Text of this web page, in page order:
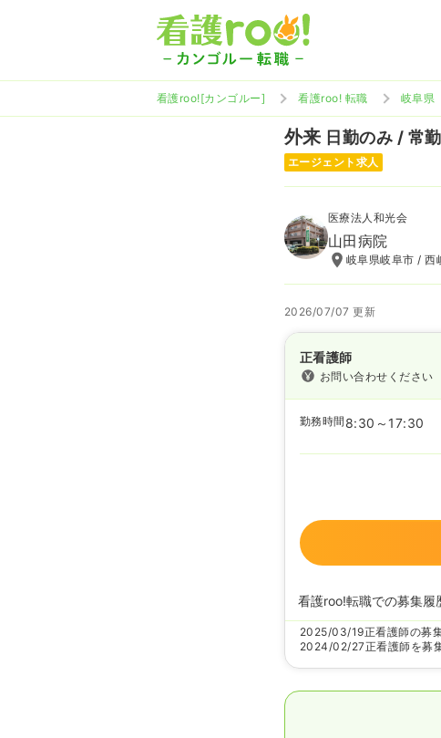
看護roo![カンゴルー] 看護roo! 転職 岐阜県
外来 日勤のみ / 常勤
エージェント求人
医療法人和光会
山田病院
岐阜県岐阜市 / 西
2026/07/07 更新
正看護師
お問い合わせください
勤務時間 8:30～17:30
看護roo!転職での募集履
2025/03/19正看護師の募
2024/02/27正看護師を募